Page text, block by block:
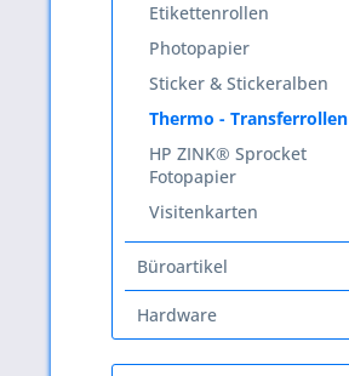
Etikettenrollen
Photopapier
Sticker & Stickeralben
Thermo - Transferrollen
HP ZINK® Sprocket
Fotopapier
Visitenkarten
Büroartikel
Hardware